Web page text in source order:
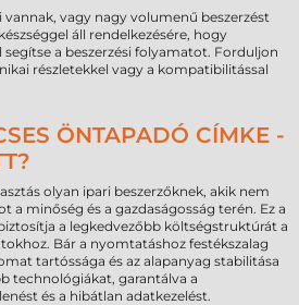
vagy nagy volumenű beszerzést
áll rendelkezésére, hogy
a beszerzési folyamatot. Forduljon
részletekkel vagy a kompatibilitással
ÖNTAPADÓ CÍMKE -
olyan ipari beszerzőknek, akik nem
minőség és a gazdaságosság terén. Ez a
a legkedvezőbb költségstruktúrát a
Bár a nyomtatáshoz festékszalag
tartóssága és az alapanyag stabilitása
technológiákat, garantálva a
és a hibátlan adatkezelést.